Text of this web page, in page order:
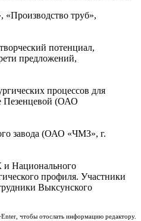
«Производство труб»,
потенциал,
предложений,
процессов для
Пезенцевой (ОАО
завода (ОАО «ЧМЗ», г.
Национального
профиля. Участники
Выксунского
чтобы отослать информацию редактору.